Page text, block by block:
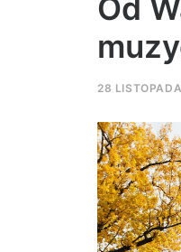
Od
28